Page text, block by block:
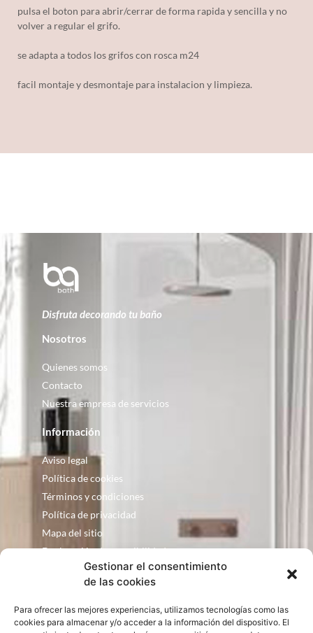
Gestionar el consentimiento
de las cookies
Para ofrecer las mejores experiencias, utilizamos tecnologías como las
cookies para almacenar y/o acceder a la información del dispositivo. El
pulsa el boton para abrir/cerrar de forma rapida y sencilla y no
volver a regular el grifo.
se adapta a todos los grifos con rosca m24
facil montaje y desmontaje para instalacion y limpieza.
Disfruta decorando tu baño
Nosotros
Quienes somos
Contacto
Nuestra empresa de servicios
Información
Aviso legal
Política de cookies
Términos y condiciones
Política de privacidad
Mapa del sitio
Declaración de accesibilidad
Contacto
Fontanería Baquero
C/ Justo Zoco, 36 Ejea de los Caballeros